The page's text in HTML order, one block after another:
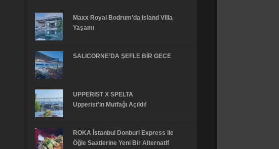
Maxx Royal Bodrum’da Island Villa
Yaşamı
SALICORNE’DA ŞEFLE BİR GECE
UPPERIST X SPELTA
Upperist’in Mutfağı Açıldı!
ROKA İstanbul Donburi Express ile
Öğle Saatlerine Yeni Bir Alternatif